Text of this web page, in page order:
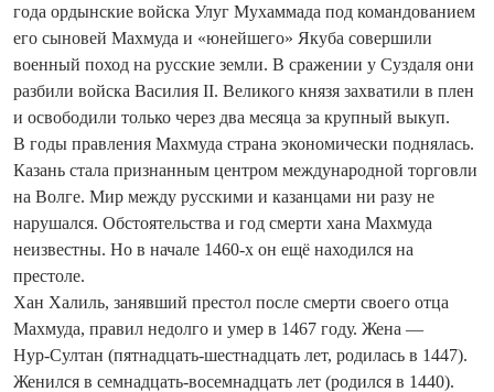
года ордынские войска Улуг Мухаммада под командованием
его сыновей Махмуда и «юнейшего» Якуба совершили
военный поход на русские земли. В сражении у Суздаля они
разбили войска Василия II. Великого князя захватили в плен
и освободили только через два месяца за крупный выкуп.
В годы правления Махмуда страна экономически поднялась.
Казань стала признанным центром международной торговли
на Волге. Мир между русскими и казанцами ни разу не
нарушался. Обстоятельства и год смерти хана Махмуда
неизвестны. Но в начале 1460-х он ещё находился на
престоле.
Хан Халиль, занявший престол после смерти своего отца
Махмуда, правил недолго и умер в 1467 году. Жена —
Нур‑Султан (пятнадцать-шестнадцать лет, родилась в 1447).
Женился в семнадцать-восемнадцать лет (родился в 1440).